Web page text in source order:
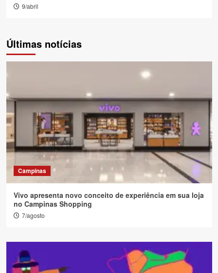
9/abril
Últimas notícias
Campinas
Vivo apresenta novo conceito de experiência em sua loja
no Campinas Shopping
7/agosto